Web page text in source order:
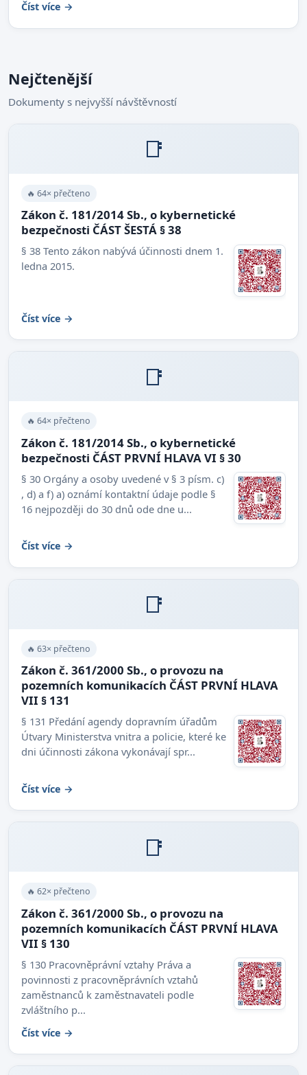
Číst více →
Nejčtenější
Dokumenty s nejvyšší návštěvností
📑
🔥 64× přečteno
Zákon č. 181/2014 Sb., o kybernetické
bezpečnosti ČÁST ŠESTÁ § 38
§ 38 Tento zákon nabývá účinnosti dnem 1.
ledna 2015.
Číst více →
📑
🔥 64× přečteno
Zákon č. 181/2014 Sb., o kybernetické
bezpečnosti ČÁST PRVNÍ HLAVA VI § 30
§ 30 Orgány a osoby uvedené v § 3 písm. c)
, d) a f) a) oznámí kontaktní údaje podle §
16 nejpozději do 30 dnů ode dne u...
Číst více →
📑
🔥 63× přečteno
Zákon č. 361/2000 Sb., o provozu na
pozemních komunikacích ČÁST PRVNÍ HLAVA
VII § 131
§ 131 Předání agendy dopravním úřadům
Útvary Ministerstva vnitra a policie, které ke
dni účinnosti zákona vykonávají spr...
Číst více →
📑
🔥 62× přečteno
Zákon č. 361/2000 Sb., o provozu na
pozemních komunikacích ČÁST PRVNÍ HLAVA
VII § 130
§ 130 Pracovněprávní vztahy Práva a
povinnosti z pracovněprávních vztahů
zaměstnanců k zaměstnavateli podle
zvláštního p...
Číst více →